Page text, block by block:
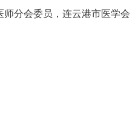
分会委员，连云港市医学会